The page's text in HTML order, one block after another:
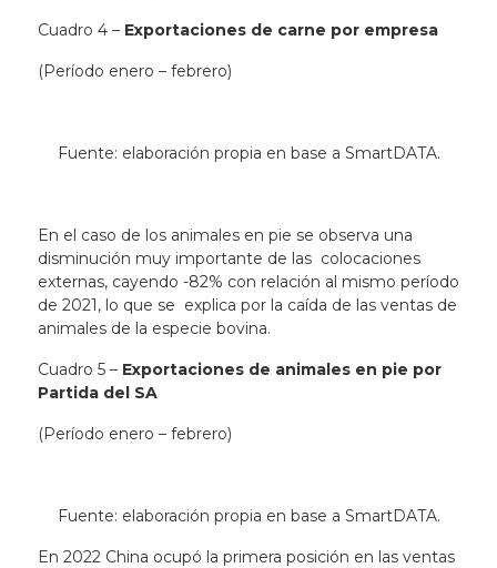
Cuadro 4 – Exportaciones de carne por empresa
(Período enero – febrero)
Fuente: elaboración propia en base a SmartDATA.
En el caso de los animales en pie se observa una
disminución muy importante de las colocaciones
externas, cayendo -82% con relación al mismo período
de 2021, lo que se explica por la caída de las ventas de
animales de la especie bovina.
Cuadro 5 – Exportaciones de animales en pie por
Partida del SA
(Período enero – febrero)
Fuente: elaboración propia en base a SmartDATA.
En 2022 China ocupó la primera posición en las ventas